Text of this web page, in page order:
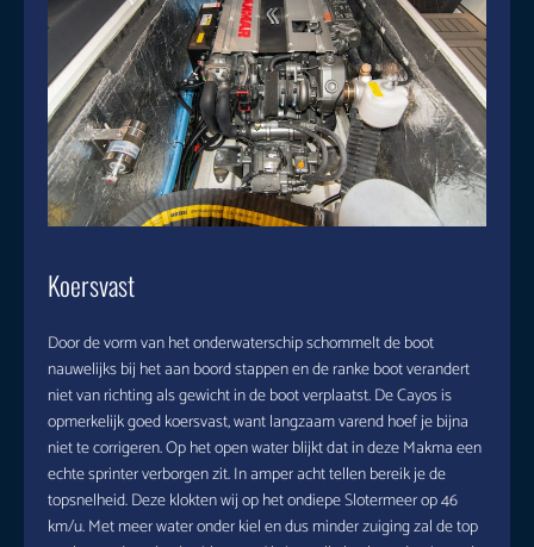
Koersvast
Door de vorm van het onderwaterschip schommelt de boot
nauwelijks bij het aan boord stappen en de ranke boot verandert
niet van richting als gewicht in de boot verplaatst. De Cayos is
opmerkelijk goed koersvast, want langzaam varend hoef je bijna
niet te corrigeren. Op het open water blijkt dat in deze Makma een
echte sprinter verborgen zit. In amper acht tellen bereik je de
topsnelheid. Deze klokten wij op het ondiepe Slotermeer op 46
km/u. Met meer water onder kiel en dus minder zuiging zal de top